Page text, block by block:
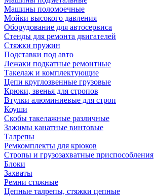
Машины поломоечные
Мойки высокого давления
Оборудование для автосервиса
Стенды для ремонта двигателей
Стяжки пружин
Подставки под авто
Лежаки подкатные ремонтные
Такелаж и комплектующие
Цепи круглозвенные грузовые
Крюки, звенья для стропов
Втулки алюминиевые для строп
Коуши
Скобы такелажные различные
Зажимы канатные винтовые
Талрепы
Ремкомплекты для крюков
Стропы и грузозахватные приспособления
Блоки
Захваты
Ремни стяжные
Цепные талрепы, стяжки цепные